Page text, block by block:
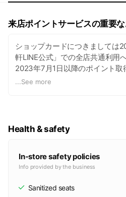
来店ポイントサービスの重要
ショップカードにつきましては
軒LINE公式」での全店共通利用
2023年7月1日以降のポイント取
ます。
...See more
Health & safety
In-store safety policies
Info provided by the business
Sanitized seats